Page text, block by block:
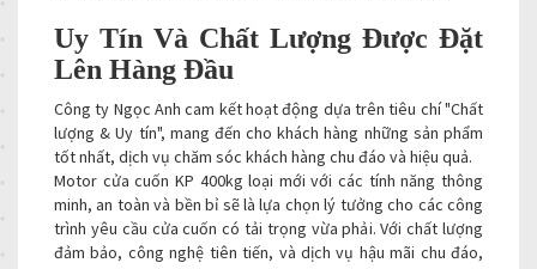
Uy Tín Và Chất Lượng Được Đặt
Lên Hàng Đầu
Công ty Ngọc Anh cam kết hoạt động dựa trên tiêu chí "Chất
lượng & Uy tín", mang đến cho khách hàng những sản phẩm
tốt nhất, dịch vụ chăm sóc khách hàng chu đáo và hiệu quả.
Motor cửa cuốn KP 400kg loại mới với các tính năng thông
minh, an toàn và bền bỉ sẽ là lựa chọn lý tưởng cho các công
trình yêu cầu cửa cuốn có tải trọng vừa phải. Với chất lượng
đảm bảo, công nghệ tiên tiến, và dịch vụ hậu mãi chu đáo,